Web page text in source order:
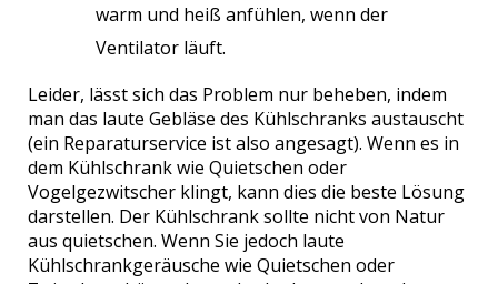
warm und heiß anfühlen, wenn der
Ventilator läuft.
Leider, lässt sich das Problem nur beheben, indem
man das laute Gebläse des Kühlschranks austauscht
(ein Reparaturservice ist also angesagt). Wenn es in
dem Kühlschrank wie Quietschen oder
Vogelgezwitscher klingt, kann dies die beste Lösung
darstellen. Der Kühlschrank sollte nicht von Natur
aus quietschen. Wenn Sie jedoch laute
Kühlschrankgeräusche wie Quietschen oder